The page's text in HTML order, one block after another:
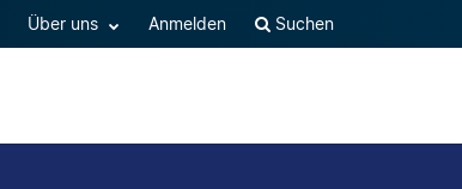
Über uns Anmelden Suchen